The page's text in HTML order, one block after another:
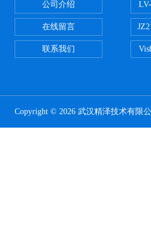
公司介绍
在线留言
联系我们
Copyright © 2026 武汉精泽技术有限